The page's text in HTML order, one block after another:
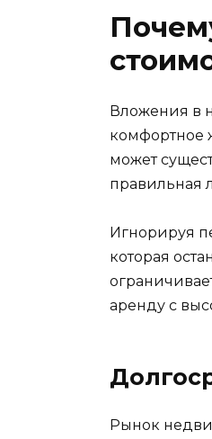
Вложения в
комфортное
может
правильная
Игнорируя
которая
аренду с
Рынок